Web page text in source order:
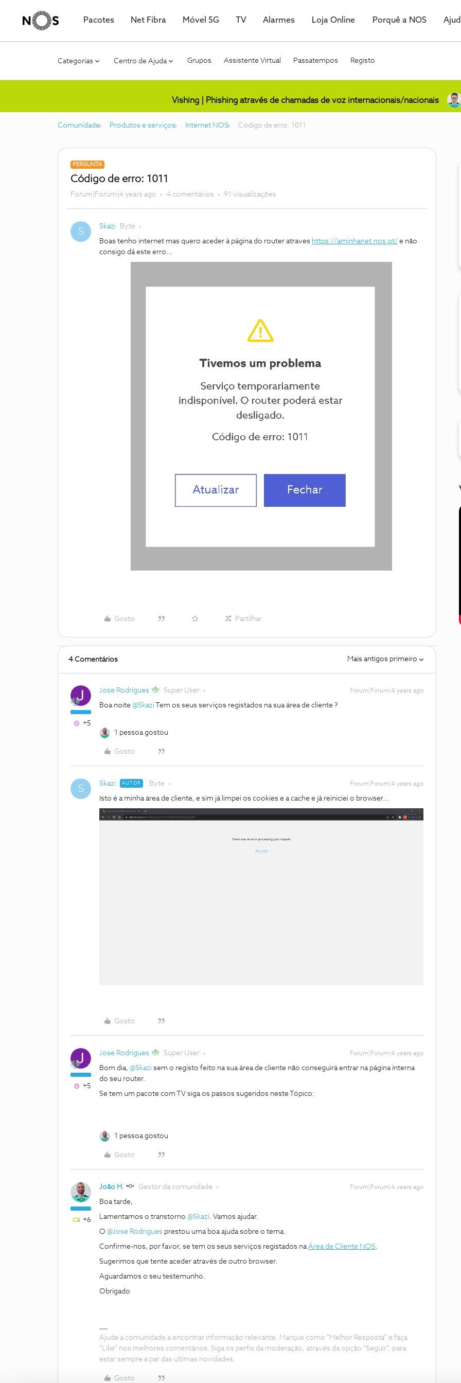
Pacotes Net Fibra Móvel 5G TV Alarmes Loja Online Porquê a NOS
Categorias Centro de Ajuda Grupos Assistente Virtual Passatempos Registo
Vishing | Phishing através de chamadas de voz internacionais/nacionais
Comunidade Produtos e serviços Internet NOS Código de erro: 1011
PERGUNTA
Código de erro: 1011
Forum|Forum|4 years ago 4 comentários 91 visualizações
S Skazi Byte
Boas tenho internet mas quero aceder à página do router atraves https://aminhanet.nos.pt/ e não
consigo dá este erro...
Gosto Partilhar
4 Comentários Mais antigos primeiro
+5
Jose Rodrigues Super User Forum|Forum|4 years ago
Boa noite @Skazi Tem os seus serviços registados na sua área de cliente ?
1 pessoa gostou
Gosto
S Skazi AUTOR Byte Forum|Forum|4 years ago
Isto é a minha área de cliente, e sim já limpei os cookies e a cache e já reiniciei o browser…
Gosto
+5
Jose Rodrigues Super User Forum|Forum|4 years ago
Bom dia, @Skazi sem o registo feito na sua área de cliente não conseguirá entrar na página interna
do seu router.
Se tem um pacote com TV siga os passos sugeridos neste Tópico:
1 pessoa gostou
Gosto
+6
João H. Gestor da comunidade Forum|Forum|4 years ago
Boa tarde,
Lamentamos o transtorno @Skazi. Vamos ajudar.
O @Jose Rodrigues prestou uma boa ajuda sobre o tema.
Confirme-nos, por favor, se tem os seus serviços registados naÁrea de Cliente NOS.
Sugerimos que tente aceder através de outro browser.
Aguardamos o seu testemunho.
Obrigado
Ajude a comunidade a encontrar informação relevante. Marque como "Melhor Resposta" e faça
"Like" nos melhores comentários. Siga os perfis da moderação, através da opção "Seguir", para
estar sempre a par das ultimas novidades.
Gosto